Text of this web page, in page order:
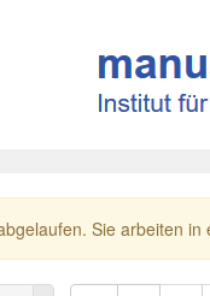
Sie arbeiten in